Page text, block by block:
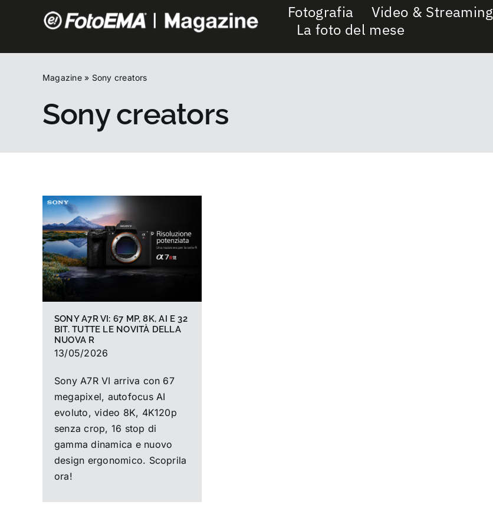
Fotografia Video & Streaming
La foto del mese
Magazine» Sony creators
Sony creators
SONY A7R VI: 67 MP, 8K, AI E 32
BIT. TUTTE LE NOVITÀ DELLA
NUOVA R
13/05/2026
Sony A7R VI arriva con 67
megapixel, autofocus AI
evoluto, video 8K, 4K120p
senza crop, 16 stop di
gamma dinamica e nuovo
design ergonomico. Scoprila
ora!